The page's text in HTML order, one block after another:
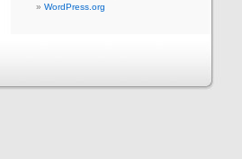
WordPress.org